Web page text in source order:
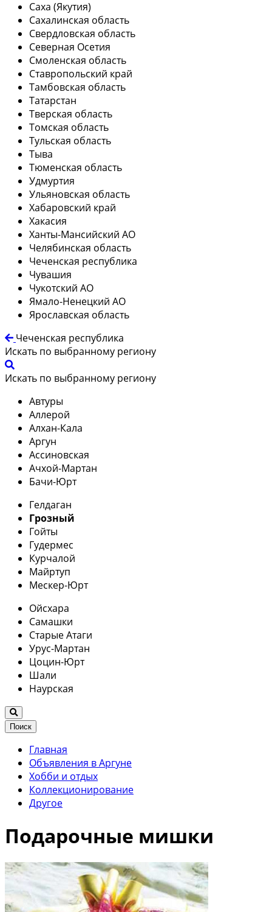
Саха (Якутия)
Сахалинская область
Свердловская область
Северная Осетия
Смоленская область
Ставропольский край
Тамбовская область
Татарстан
Тверская область
Томская область
Тульская область
Тыва
Тюменская область
Удмуртия
Ульяновская область
Хабаровский край
Хакасия
Ханты-Мансийский АО
Челябинская область
Чеченская республика
Чувашия
Чукотский АО
Ямало-Ненецкий АО
Ярославская область
Чеченская республика
Искать по выбранному региону
Искать по выбранному региону
Автуры
Аллерой
Алхан-Кала
Аргун
Ассиновская
Ачхой-Мартан
Бачи-Юрт
Гелдаган
Грозный
Гойты
Гудермес
Курчалой
Майртуп
Мескер-Юрт
Ойсхара
Самашки
Старые Атаги
Урус-Мартан
Цоцин-Юрт
Шали
Наурская
Поиск
Главная
Объявления в Аргуне
Хобби и отдых
Коллекционирование
Другое
Подарочные мишки